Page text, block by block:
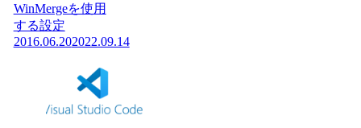
WinMergeを使用
する設定
2016.06.202022.09.14